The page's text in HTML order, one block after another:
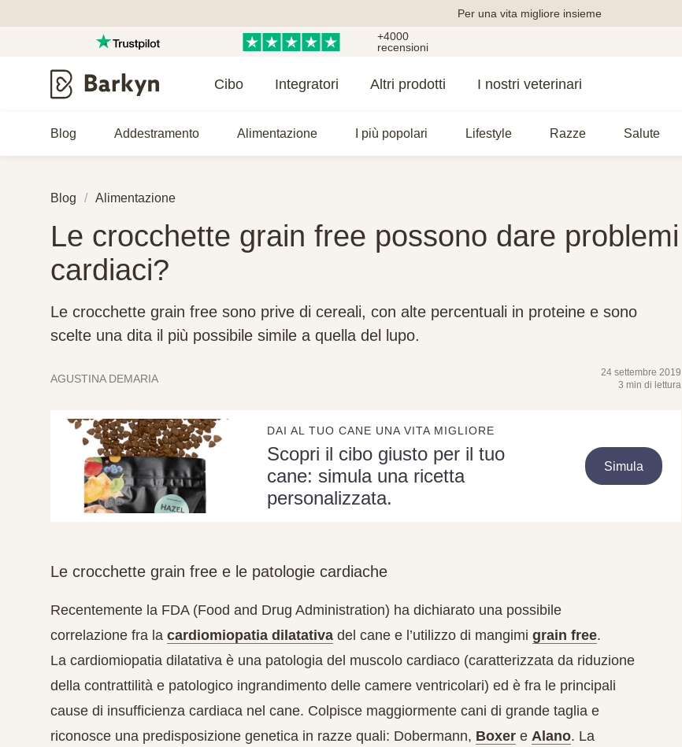
Per una vita migliore insieme
+4000
recensioni
Cibo Integratori Altri prodotti I nostri veterinari
Blog Addestramento Alimentazione I più popolari Lifestyle Razze Salute
Blog Alimentazione
Le crocchette grain free possono dare problemi
cardiaci?
Le crocchette grain free sono prive di cereali, con alte percentuali in proteine e sono
scelte una dita il più possibile simile a quella del lupo.
AGUSTINA DEMARIA
24 settembre 2019
3 min di lettura
DAI AL TUO CANE UNA VITA MIGLIORE
Scopri il cibo giusto per il tuo
cane: simula una ricetta
personalizzata.
Simula
Le crocchette grain free e le patologie cardiache
Recentemente la FDA (Food and Drug Administration) ha dichiarato una possibile
correlazione fra la cardiomiopatia dilatativa del cane e l’utilizzo di mangimi grain free.
La cardiomiopatia dilatativa è una patologia del muscolo cardiaco (caratterizzata da riduzione
della contrattilità e patologico ingrandimento delle camere ventricolari) ed è fra le principali
cause di insufficienza cardiaca nel cane. Colpisce maggiormente cani di grande taglia e
riconosce una predisposizione genetica in razze quali: Dobermann, Boxer e Alano. La